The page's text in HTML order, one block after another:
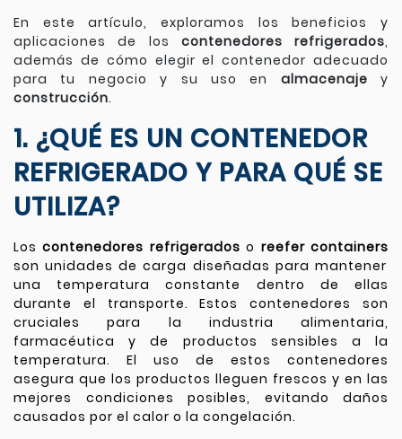
En este artículo, exploramos los beneficios y
aplicaciones de los contenedores refrigerados,
además de cómo elegir el contenedor adecuado
para tu negocio y su uso en almacenaje y
construcción.
1. ¿QUÉ ES UN CONTENEDOR
REFRIGERADO Y PARA QUÉ SE
UTILIZA?
Loscontenedores refrigerados o reefer containers
son unidades de carga diseñadas para mantener
una temperatura constante dentro de ellas
durante el transporte. Estos contenedores son
cruciales para la industria alimentaria,
farmacéutica y de productos sensibles a la
temperatura. El uso de estos contenedores
asegura que los productos lleguen frescos y en las
mejores condiciones posibles, evitando daños
causados por el calor o la congelación.